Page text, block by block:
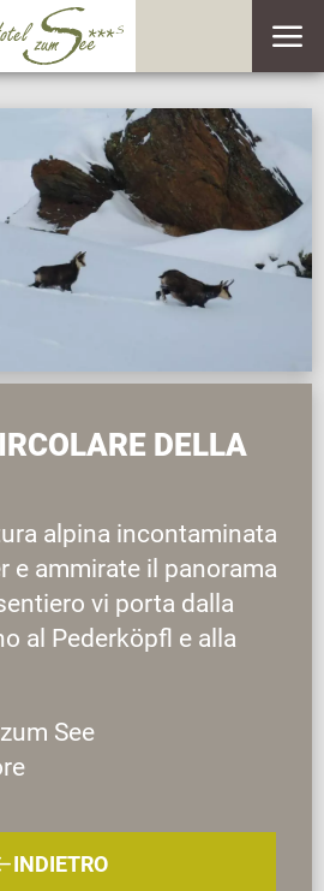
DELLA
alpina incontaminata
e ammirate il panorama
vi porta dalla
al Pederköpfl e alla
See
INDIETRO